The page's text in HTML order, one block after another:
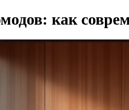
как